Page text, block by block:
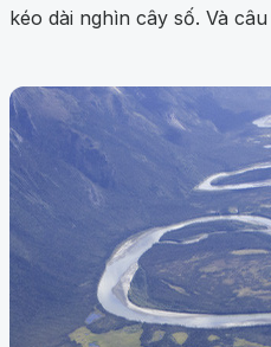
kéo dài nghìn cây số. Và